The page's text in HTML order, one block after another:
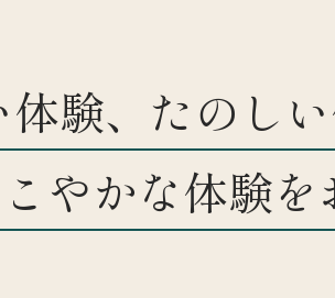
わとは
らせ
験、たのしい
やかな体験を